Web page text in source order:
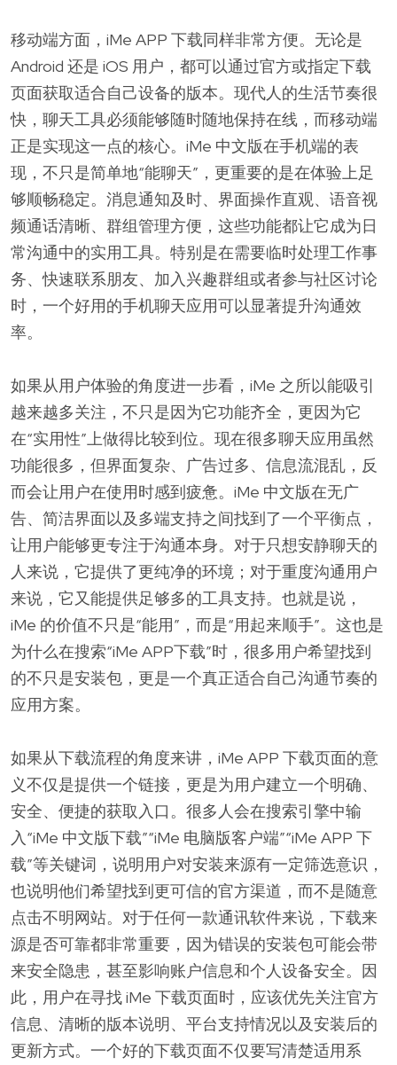
移动端方面，iMe APP 下载同样非常方便。无论是
Android 还是 iOS 用户，都可以通过官方或指定下载
页面获取适合自己设备的版本。现代人的生活节奏很
快，聊天工具必须能够随时随地保持在线，而移动端
正是实现这一点的核心。iMe 中文版在手机端的表
现，不只是简单地“能聊天”，更重要的是在体验上足
够顺畅稳定。消息通知及时、界面操作直观、语音视
频通话清晰、群组管理方便，这些功能都让它成为日
常沟通中的实用工具。特别是在需要临时处理工作事
务、快速联系朋友、加入兴趣群组或者参与社区讨论
时，一个好用的手机聊天应用可以显著提升沟通效
率。
如果从用户体验的角度进一步看，iMe 之所以能吸引
越来越多关注，不只是因为它功能齐全，更因为它
在“实用性”上做得比较到位。现在很多聊天应用虽然
功能很多，但界面复杂、广告过多、信息流混乱，反
而会让用户在使用时感到疲惫。iMe 中文版在无广
告、简洁界面以及多端支持之间找到了一个平衡点，
让用户能够更专注于沟通本身。对于只想安静聊天的
人来说，它提供了更纯净的环境；对于重度沟通用户
来说，它又能提供足够多的工具支持。也就是说，
iMe 的价值不只是“能用”，而是“用起来顺手”。这也是
为什么在搜索“iMe APP下载”时，很多用户希望找到
的不只是安装包，更是一个真正适合自己沟通节奏的
应用方案。
如果从下载流程的角度来讲，iMe APP 下载页面的意
义不仅是提供一个链接，更是为用户建立一个明确、
安全、便捷的获取入口。很多人会在搜索引擎中输
入“iMe 中文版下载”“iMe 电脑版客户端”“iMe APP 下
载”等关键词，说明用户对安装来源有一定筛选意识，
也说明他们希望找到更可信的官方渠道，而不是随意
点击不明网站。对于任何一款通讯软件来说，下载来
源是否可靠都非常重要，因为错误的安装包可能会带
来安全隐患，甚至影响账户信息和个人设备安全。因
此，用户在寻找 iMe 下载页面时，应该优先关注官方
信息、清晰的版本说明、平台支持情况以及安装后的
更新方式。一个好的下载页面不仅要写清楚适用系